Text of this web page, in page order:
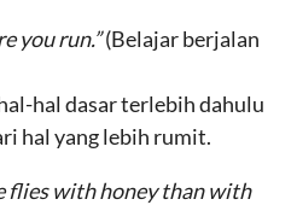
you run.”(Belajar berjalan
hal dasar terlebih dahulu
hal yang lebih rumit.
flies with honey than with